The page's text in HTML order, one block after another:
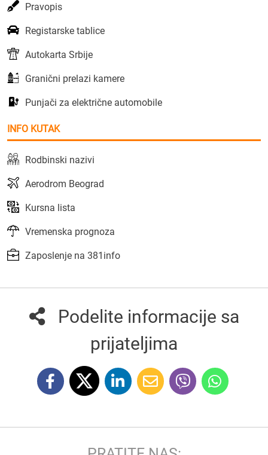
Pravopis
Registarske tablice
Autokarta Srbije
Granični prelazi kamere
Punjači za električne automobile
INFO KUTAK
Rodbinski nazivi
Aerodrom Beograd
Kursna lista
Vremenska prognoza
Zaposlenje na 381info
Podelite informacije sa
prijateljima